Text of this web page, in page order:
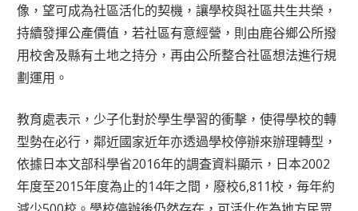
像，望可成為社區活化的契機，讓學校與社區共生共榮，
持續發揮公產價值，若社區有意經營，則由鹿谷鄉公所撥
用校舍及縣有土地之持分，再由公所整合社區想法進行規
劃運用。
教育處表示，少子化對於學生學習的衝擊，使得學校的轉
型勢在必行，鄰近國家近年亦透過學校停辦來辦理轉型，
依據日本文部科學省2016年的調査資料顯示，日本2002
年度至2015年度為止的14年之間，廢校6,811校，毎年約